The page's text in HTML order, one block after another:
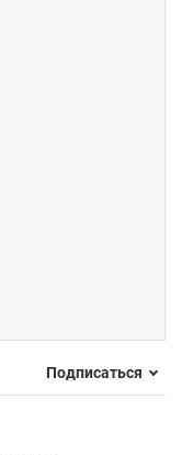
Подписаться